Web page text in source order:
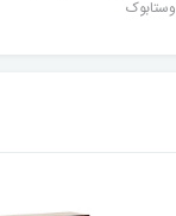
وستابوک